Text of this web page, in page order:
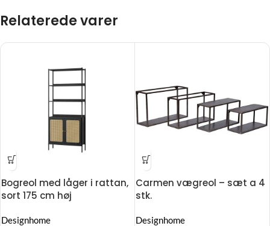
Relaterede varer
Bogreol med låger i rattan,
sort 175 cm høj
Designhome
Carmen vægreol – sæt a 4
stk.
Designhome